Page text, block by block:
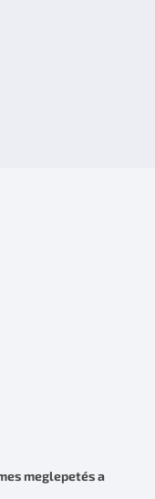
meglepetés a